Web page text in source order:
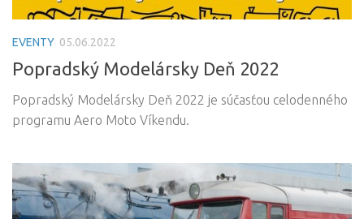
EVENTY 05.06.2022
Popradský Modelársky Deň 2022
Popradský Modelársky Deň 2022 je súčasťou celodenného
programu Aero Moto Víkendu.